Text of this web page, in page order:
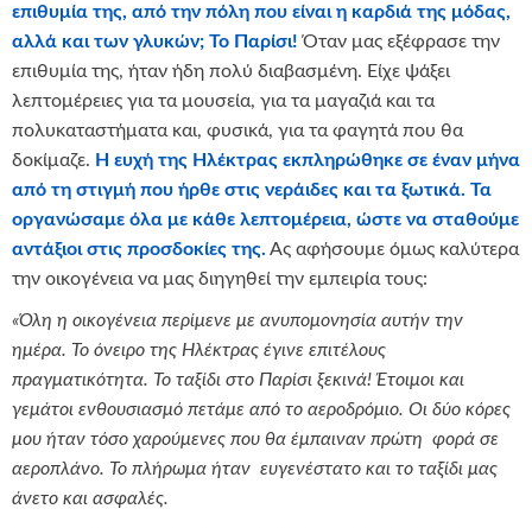
επιθυμία της, από την πόλη που είναι η καρδιά της μόδας,
αλλά και των γλυκών; Το Παρίσι! Όταν μας εξέφρασε την
επιθυμία της, ήταν ήδη πολύ διαβασμένη. Είχε ψάξει
λεπτομέρειες για τα μουσεία, για τα μαγαζιά και τα
πολυκαταστήματα και, φυσικά, για τα φαγητά που θα
δοκίμαζε. Η ευχή της Ηλέκτρας εκπληρώθηκε σε έναν μήνα
από τη στιγμή που ήρθε στις νεράιδες και τα ξωτικά. Τα
οργανώσαμε όλα με κάθε λεπτομέρεια, ώστε να σταθούμε
αντάξιοι στις προσδοκίες της. Ας αφήσουμε όμως καλύτερα
την οικογένεια να μας διηγηθεί την εμπειρία τους:
«Όλη η οικογένεια περίμενε με ανυπομονησία αυτήν την
ημέρα. Το όνειρο της Ηλέκτρας έγινε επιτέλους
πραγματικότητα. Το ταξίδι στο Παρίσι ξεκινά! Έτοιμοι και
γεμάτοι ενθουσιασμό πετάμε από το αεροδρόμιο. Οι δύο κόρες
μου ήταν τόσο χαρούμενες που θα έμπαιναν πρώτη φορά σε
αεροπλάνο. Το πλήρωμα ήταν ευγενέστατο και το ταξίδι μας
άνετο και ασφαλές.